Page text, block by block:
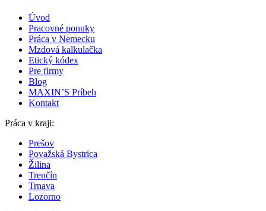
Úvod
Pracovné ponuky
Práca v Nemecku
Mzdová kalkulačka
Etický kódex
Pre firmy
Blog
MAXIN’S Príbeh
Kontakt
Práca v kraji:
Prešov
Považská Bystrica
Žilina
Trenčín
Trnava
Lozorno